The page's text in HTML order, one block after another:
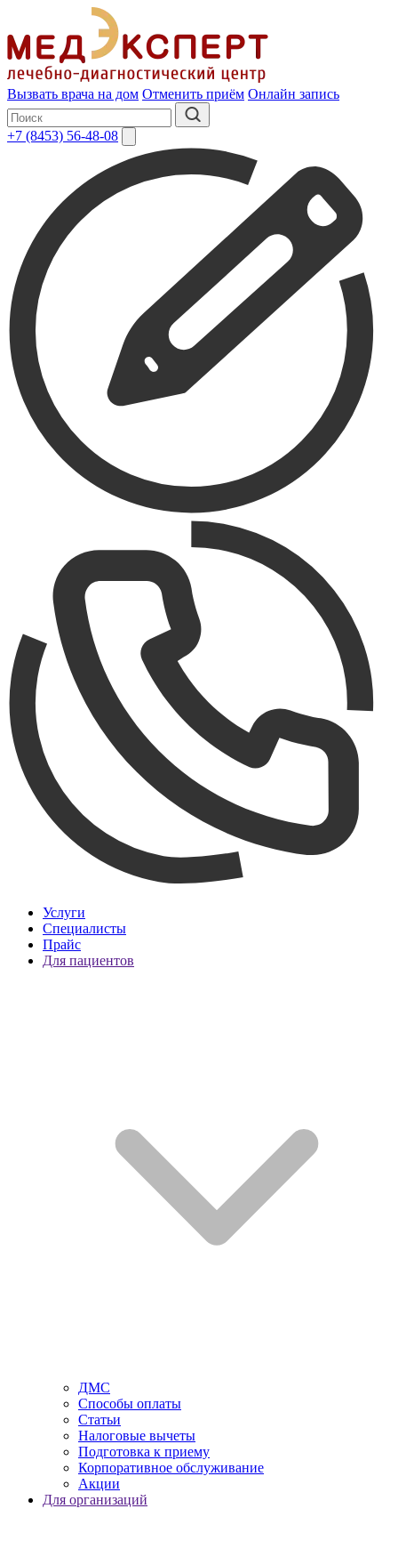
Вызвать врача на дом Отменить приём Онлайн запись
+7 (8453) 56-48-08
Услуги
Специалисты
Прайс
Для пациентов
ДМС
Способы оплаты
Статьи
Налоговые вычеты
Подготовка к приему
Корпоративное обслуживание
Акции
Для организаций